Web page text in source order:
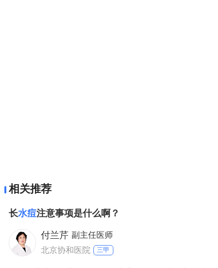
相关推荐
长水痘注意事项是什么啊？
付兰芹 副主任医师
北京协和医院
三甲